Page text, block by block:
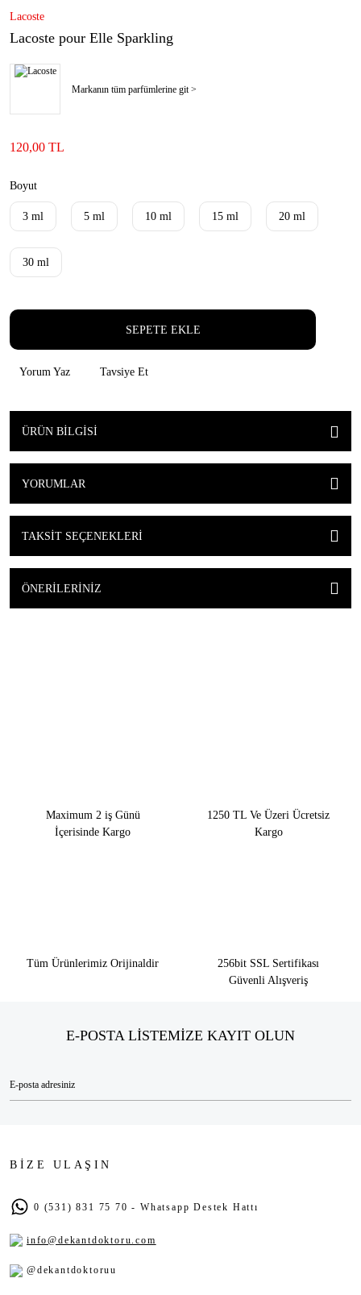
Lacoste
Lacoste pour Elle Sparkling
Markanın tüm parfümlerine git >
120,00 TL
Boyut
3 ml 5 ml 10 ml 15 ml 20 ml
30 ml
SEPETE EKLE
Yorum Yaz Tavsiye Et
ÜRÜN BILGISI
YORUMLAR
TAKSIT SEÇENEKLERI
ÖNERILERINIZ
Maximum 2 iş Günü
İçerisinde Kargo
1250 TL Ve Üzeri Ücretsiz
Kargo
Tüm Ürünlerimiz Orijinaldir
256bit SSL Sertifikası
Güvenli Alışveriş
E-POSTA LİSTEMİZE KAYIT OLUN
BİZE ULAŞIN
0 (531) 831 75 70 - Whatsapp Destek Hattı
info@dekantdoktoru.com
@dekantdoktoruu